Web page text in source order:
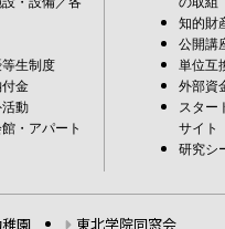
生制度
金
動
・アパート
知的財
公開講
単位互
外部資
スター
サイト
研究シ
園 東北学院同窓会